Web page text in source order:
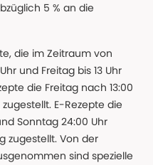
5 % an die
die im Zeitraum von
und Freitag bis 13 Uhr
die Freitag nach 13:00
E-Rezepte die
Sonntag 24:00 Uhr
zugestellt. Von der
sind spezielle